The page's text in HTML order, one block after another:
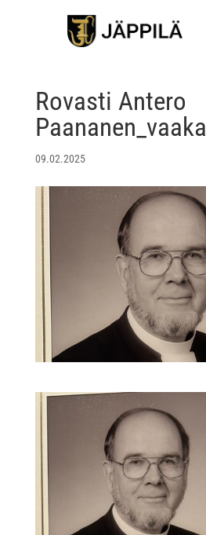
Rovasti Antero
Paananen_vaaka
09.02.2025